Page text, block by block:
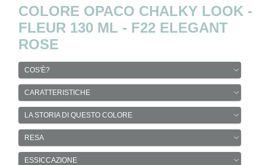
COLORE OPACO CHALKY LOOK -
FLEUR 130 ML - F22 ELEGANT
ROSE
COS'È?
CARATTERISTICHE
LA STORIA DI QUESTO COLORE
RESA
ESSICCAZIONE